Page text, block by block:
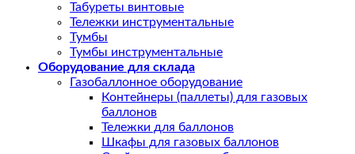
Табуреты винтовые
Тележки инструментальные
Тумбы
Тумбы инструментальные
Оборудование для склада
Газобаллонное оборудование
Контейнеры (паллеты) для газовых
баллонов
Тележки для баллонов
Шкафы для газовых баллонов